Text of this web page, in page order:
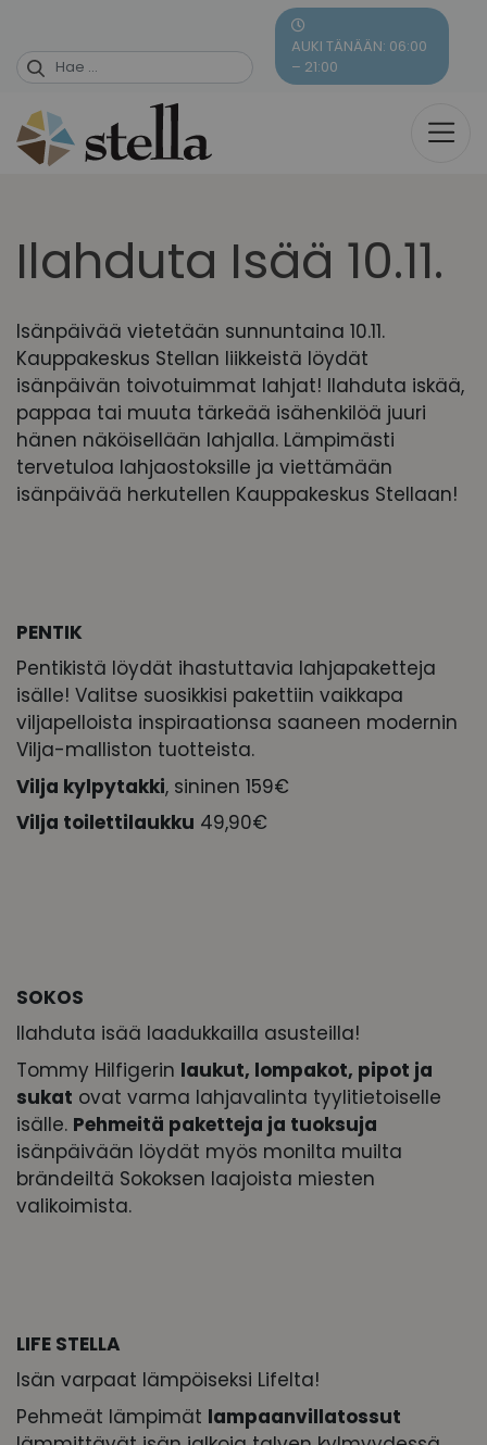
content
AUKI TÄNÄÄN: 06:00
– 21:00
Ilahduta Isää 10.11.
Isänpäivää vietetään sunnuntaina 10.11.
Kauppakeskus Stellan liikkeistä löydät
isänpäivän toivotuimmat lahjat! Ilahduta iskää,
pappaa tai muuta tärkeää isähenkilöä juuri
hänen näköisellään lahjalla. Lämpimästi
tervetuloa lahjaostoksille ja viettämään
isänpäivää herkutellen Kauppakeskus Stellaan!
PENTIK
Pentikistä löydät ihastuttavia lahjapaketteja
isälle! Valitse suosikkisi pakettiin vaikkapa
viljapelloista inspiraationsa saaneen modernin
Vilja-malliston tuotteista.
Vilja kylpytakki, sininen 159€
Vilja toilettilaukku 49,90€
SOKOS
Ilahduta isää laadukkailla asusteilla!
Tommy Hilfigerin laukut, lompakot, pipot ja
sukat ovat varma lahjavalinta tyylitietoiselle
isälle. Pehmeitä paketteja ja tuoksuja
isänpäivään löydät myös monilta muilta
brändeiltä Sokoksen laajoista miesten
valikoimista.
LIFE STELLA
Isän varpaat lämpöiseksi Lifelta!
Pehmeät lämpimät lampaanvillatossut